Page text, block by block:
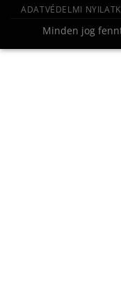
ADATVÉDELMI
Minden jog